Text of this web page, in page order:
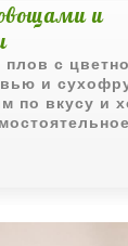
и
с
и
по вкусу и